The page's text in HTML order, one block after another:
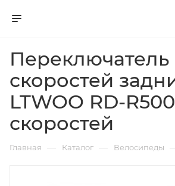
Переключатель
скоростей
LTWOO RD-
скоростей
Главная — Каталог — Велосипеды